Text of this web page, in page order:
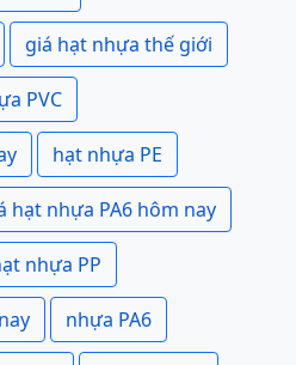
giá hạt nhựa thế giới
PVC
hạt nhựa PE
hạt nhựa PA6 hôm nay
nhựa PP
nhựa PA6